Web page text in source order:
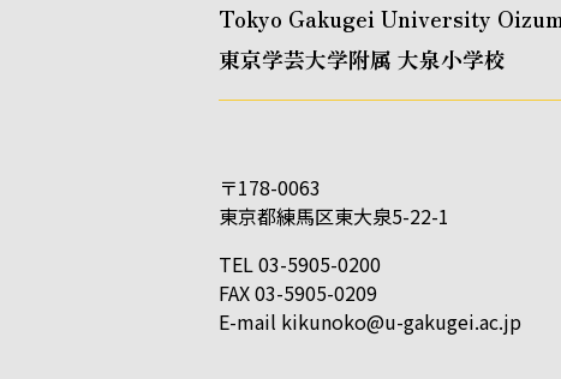
Tokyo Gakugei University
東京学芸大学附属 大泉小学校
〒178-0063
東京都練馬区東大泉5-22-1
TEL 03-5905-0200
FAX 03-5905-0209
E-mail kikunoko@u-gakugei.ac.jp